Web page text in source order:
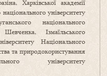
Харківської академії
університету
національного
Ізмаїльського
Національного
та природокористування
університету